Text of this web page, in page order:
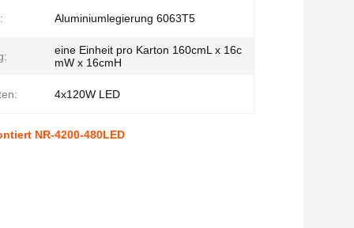
Aluminiumlegierung 6063T5
eine Einheit pro Karton 160cmL x 16c
mW x 16cmH
4x120W LED
NR-4200-480LED